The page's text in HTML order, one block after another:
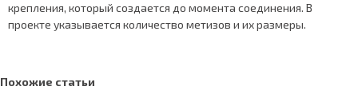
крепления, который создается до момента соединения. В
проекте указывается количество метизов и их размеры.
Похожие статьи